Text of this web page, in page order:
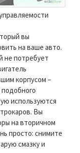
вы
на ваше авто.
не потребует
корпусом –
используются
Вы
на вторичном
просто: снимите
смазку и